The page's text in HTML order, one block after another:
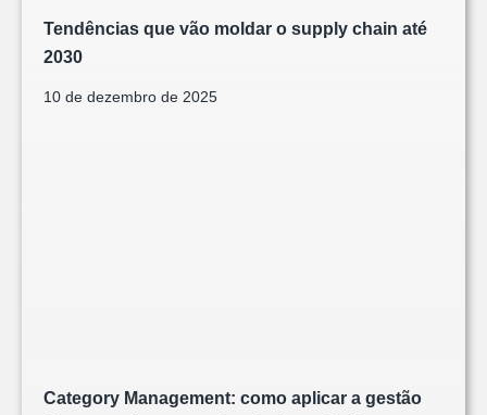
Tendências que vão moldar o supply chain até
2030
10 de dezembro de 2025
Category Management: como aplicar a gestão